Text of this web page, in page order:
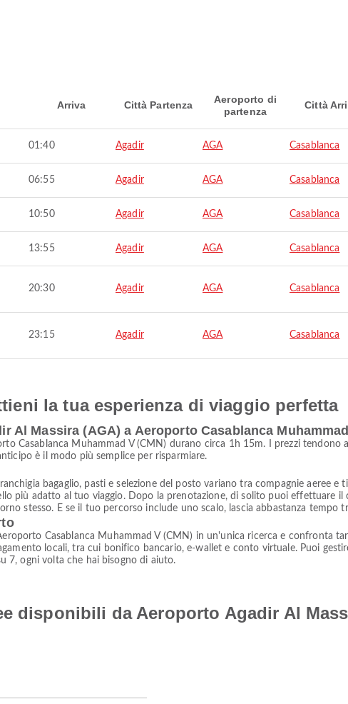
Arriva Città Partenza
Aeroporto di
partenza
Città
01:40 Agadir AGA Casablanca
06:55 Agadir AGA Casablanca
10:50 Agadir AGA Casablanca
13:55 Agadir AGA Casablanca
20:30 Agadir AGA Casablanca
23:15 Agadir AGA Casablanca
la tua esperienza di viaggio perfetta
Al Massira (AGA) a Aeroporto Casablanca
Casablanca Muhammad V (CMN) durano circa 1h 15m. I prezzi tendono
è il modo più semplice per risparmiare.
bagaglio, pasti e selezione del posto variano tra compagnie aeree
più adatto al tuo viaggio. Dopo la prenotazione, di solito puoi effettuare il
stesso. E se il tuo percorso include uno scalo, lascia abbastanza tempo
Casablanca Muhammad V (CMN) in un'unica ricerca e confronta
locali, tra cui bonifico bancario, e-wallet e conto virtuale. Puoi
7, ogni volta che hai bisogno di aiuto.
disponibili da Aeroporto Agadir Al